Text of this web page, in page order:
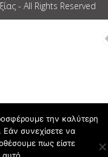
- All Rights Reserved
την καλύτερη
Εάν συνεχίσετε να
πως είστε